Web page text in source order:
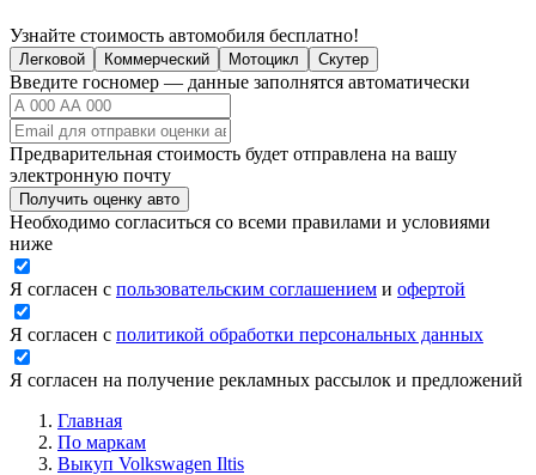
Узнайте стоимость автомобиля бесплатно!
Легковой Коммерческий Мотоцикл Скутер
Введите госномер — данные заполнятся автоматически
Предварительная стоимость будет отправлена на вашу
электронную почту
Получить оценку авто
Необходимо согласиться со всеми правилами и условиями
ниже
Я согласен с пользовательским соглашением и офертой
Я согласен с политикой обработки персональных данных
Я согласен на получение рекламных рассылок и предложений
Главная
По маркам
Выкуп Volkswagen Iltis